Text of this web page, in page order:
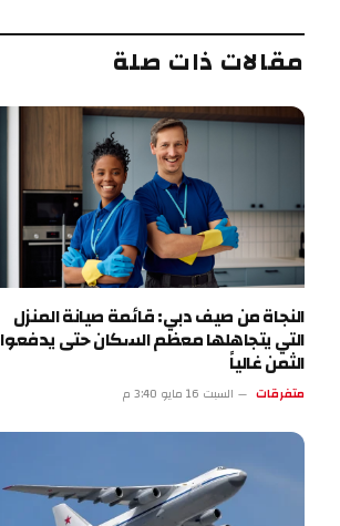
مقالات ذات صلة
النجاة من صيف دبي: قائمة صيانة المنزل
التي يتجاهلها معظم السكان حتى يدفعوا
الثمن غالياً
متفرقات السبت 16 مايو 3:40 م